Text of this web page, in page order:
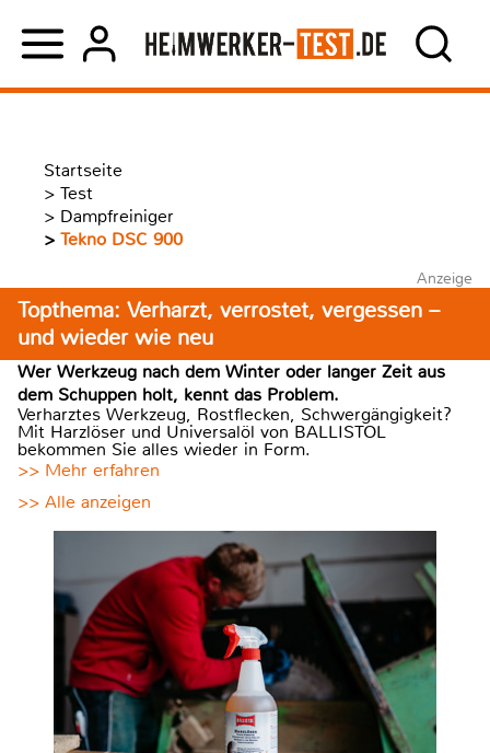
Startseite
> Test
> Dampfreiniger
> Tekno DSC 900
Anzeige
Topthema: Verharzt, verrostet, vergessen –
und wieder wie neu
Wer Werkzeug nach dem Winter oder langer Zeit aus
dem Schuppen holt, kennt das Problem.
Verharztes Werkzeug, Rostflecken, Schwergängigkeit?
Mit Harzlöser und Universalöl von BALLISTOL
bekommen Sie alles wieder in Form.
>> Mehr erfahren
>> Alle anzeigen